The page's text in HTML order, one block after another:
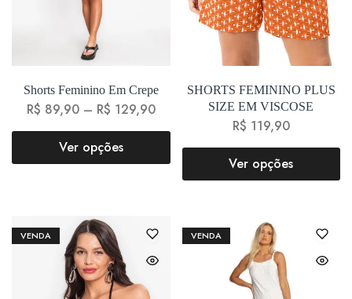
Shorts Feminino Em Crepe
R$ 89,90 – R$ 129,90
Ver opções
SHORTS FEMININO PLUS
SIZE EM VISCOSE
R$ 119,90
Ver opções
VENDA VENDA